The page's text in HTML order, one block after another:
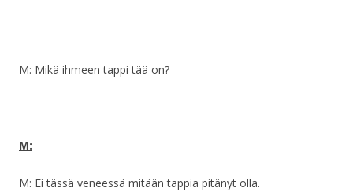
M: Mikä ihmeen tappi tää on?
M:
M: Ei tässä veneessä mitään tappia pitänyt olla.